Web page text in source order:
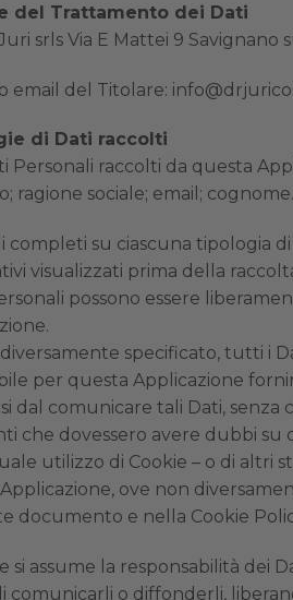
del Trattamento dei Dati
srls Via E Mattei 9 Savignano
email del Titolare:
di Dati raccolti
Personali raccolti da questa
ragione sociale; email; cognome.
completi su ciascuna tipologia
visualizzati prima della
possono essere
specificato, tutti i
per questa Applicazione
dal comunicare tali Dati, senza
che dovessero avere dubbi su
utilizzo di Cookie – o di
ove non
documento e nella Cookie
si assume la responsabilità dei
comunicarli o diffonderli,